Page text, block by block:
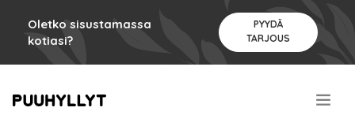
Oletko sisustamassa
kotiasi?
PYYDÄ
TARJOUS